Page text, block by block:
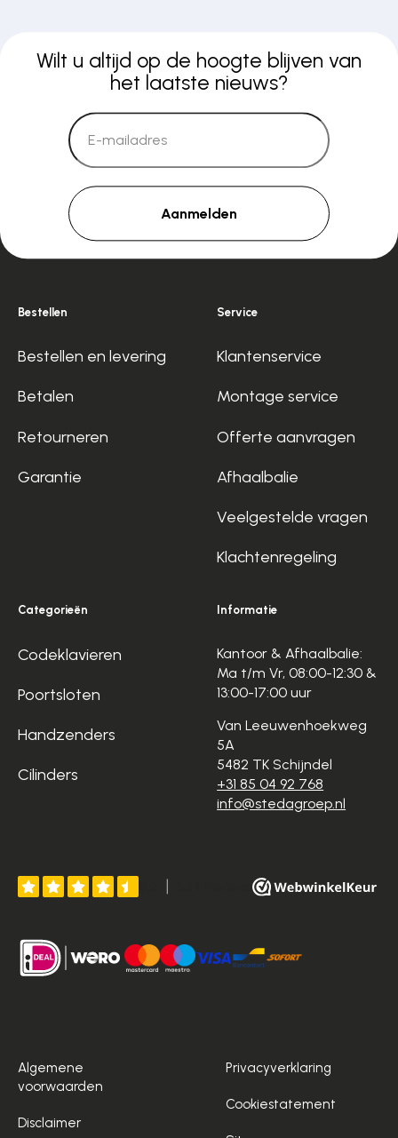
Wilt u altijd op de hoogte blijven van
het laatste nieuws?
Aanmelden
Bestellen
Bestellen en levering
Betalen
Retourneren
Garantie
Service
Klantenservice
Montage service
Offerte aanvragen
Afhaalbalie
Veelgestelde vragen
Klachtenregeling
Categorieën
Codeklavieren
Poortsloten
Handzenders
Cilinders
Informatie
Kantoor & Afhaalbalie:
Ma t/m Vr, 08:00-12:30 &
13:00-17:00 uur
Van Leeuwenhoekweg
5A
5482 TK Schijndel
+31 85 04 92 768
info@stedagroep.nl
Algemene
voorwaarden
Disclaimer
Privacyverklaring
Cookiestatement